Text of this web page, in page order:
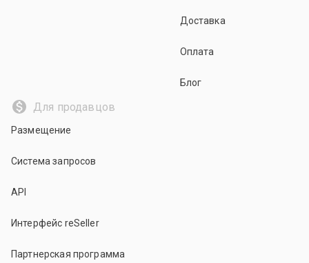
Доставка
Оплата
Блог
Для продавцов
Размещение
Система запросов
API
Интерфейс reSeller
Партнерская программа